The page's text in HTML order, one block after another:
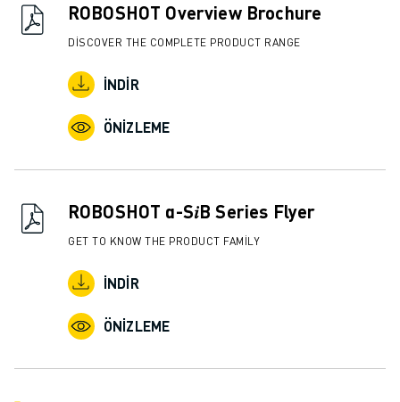
ROBOSHOT Overview Brochure
DISCOVER THE COMPLETE PRODUCT RANGE
İNDIR
ÖNIZLEME
ROBOSHOT α-S𝑖B Series Flyer
GET TO KNOW THE PRODUCT FAMILY
İNDIR
ÖNIZLEME